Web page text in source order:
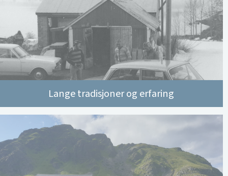
Lange tradisjoner og erfaring